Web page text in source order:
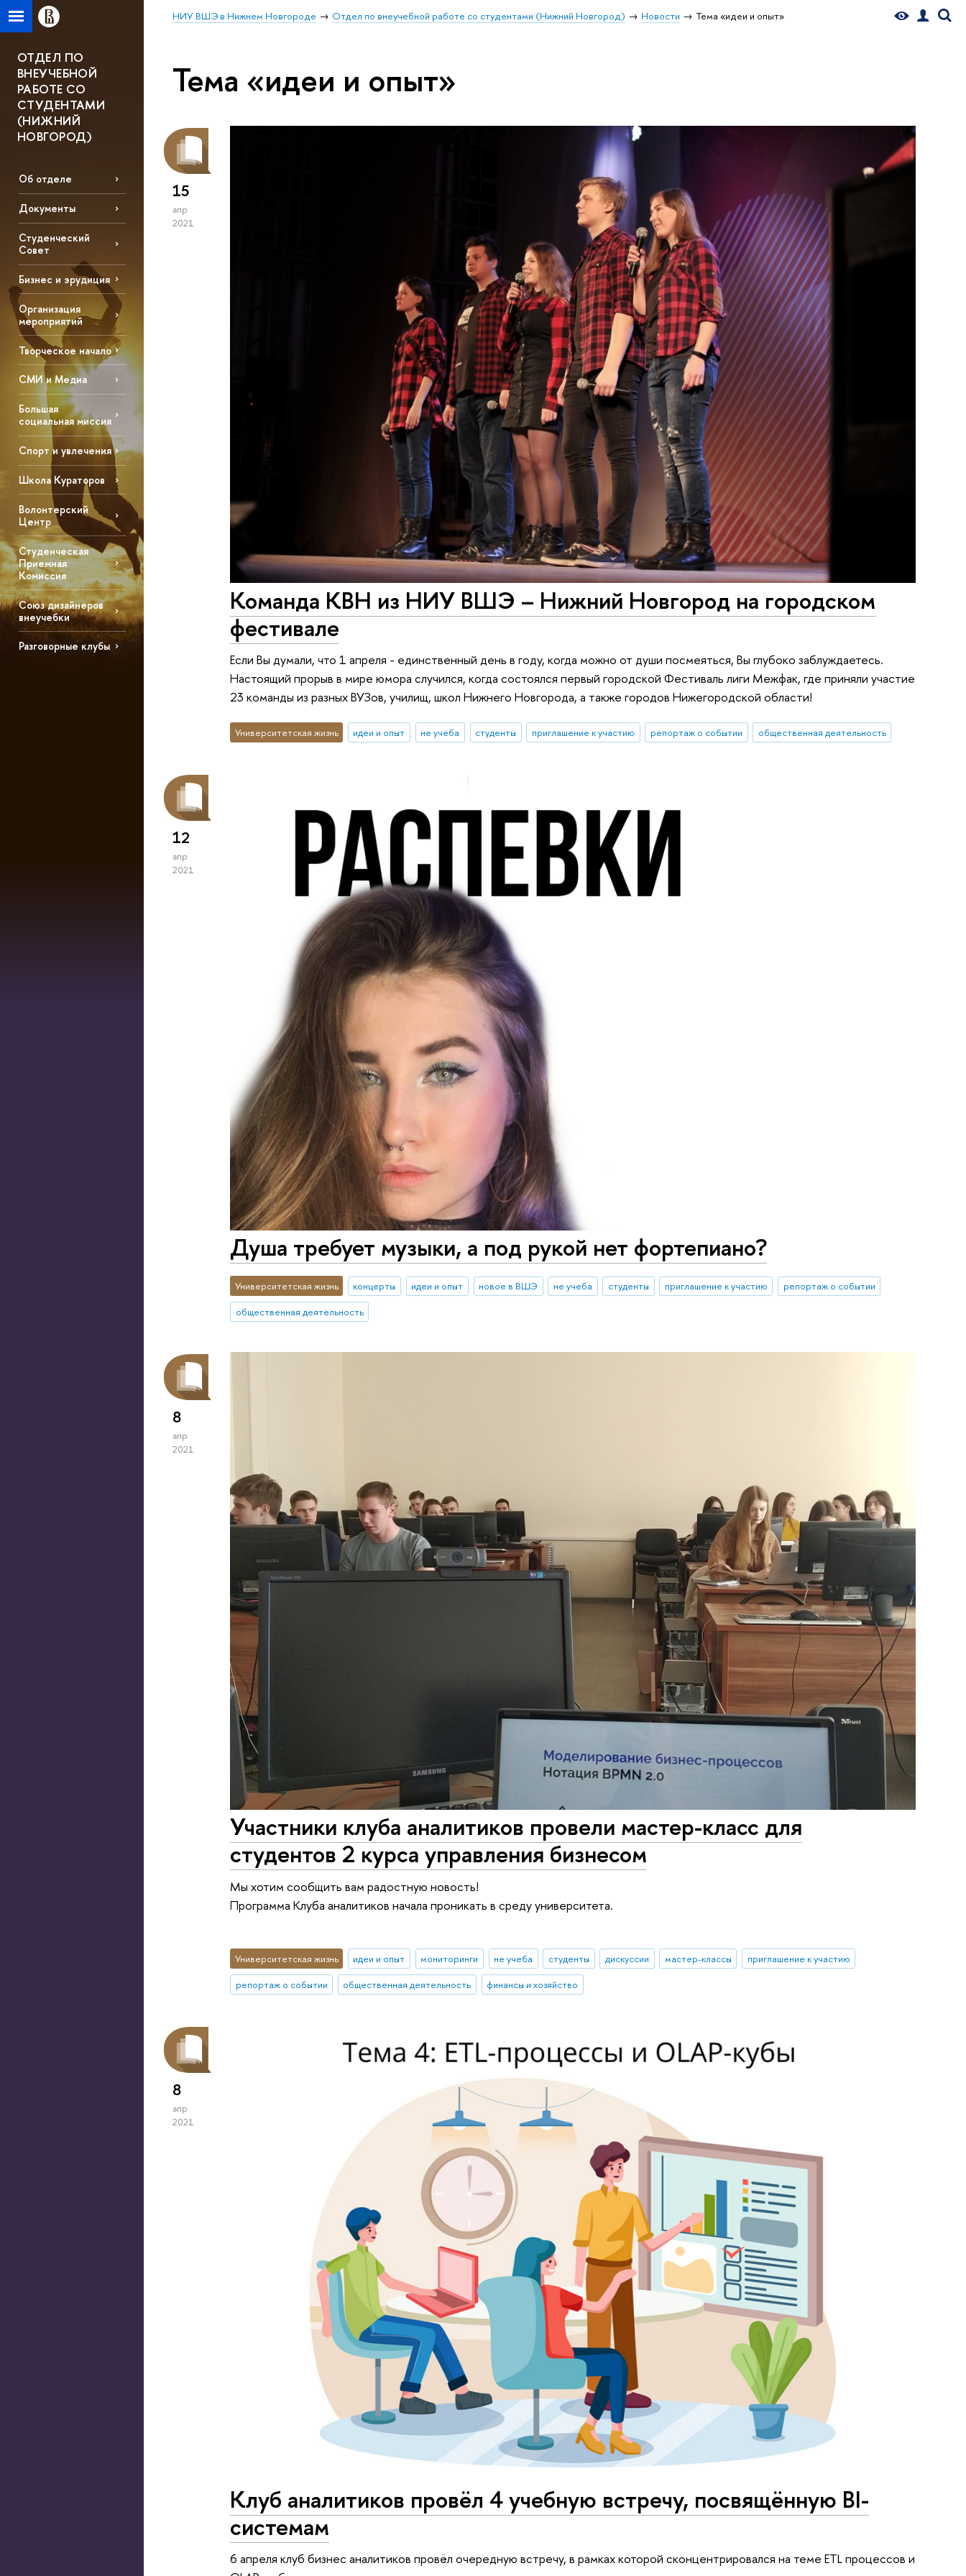
НИУ ВШЭ в Нижнем Новгороде Отдел по внеучебной работе со студентами (Нижний Новгород) Новости Тема «идеи и опыт»
ОТДЕЛ ПО
ВНЕУЧЕБНОЙ
РАБОТЕ СО
СТУДЕНТАМИ
(НИЖНИЙ
НОВГОРОД)
Об отделе
Документы
Студенческий
Совет
Бизнес и эрудиция
Организация
мероприятий
Творческое начало
СМИ и Медиа
Большая
социальная миссия
Спорт и увлечения
Школа Кураторов
Волонтерский
Центр
Студенческая
Приемная
Комиссия
Союз дизайнеров
внеучебки
Разговорные клубы
Тема «идеи и опыт»
15
апр
2021
Команда КВН из НИУ ВШЭ – Нижний Новгород на городском
фестивале
Если Вы думали, что 1 апреля - единственный день в году, когда можно от души посмеяться, Вы глубоко заблуждаетесь.
Настоящий прорыв в мире юмора случился, когда состоялся первый городской Фестиваль лиги Межфак, где приняли участие
23 команды из разных ВУЗов, училищ, школ Нижнего Новгорода, а также городов Нижегородской области!
Университетская жизнь идеи и опыт не учеба студенты приглашение к участию репортаж о событии общественная деятельность
12
апр
2021
Душа требует музыки, а под рукой нет фортепиано?
Университетская жизнь концерты идеи и опыт новое в ВШЭ не учеба студенты приглашение к участию
репортаж о событии
общественная деятельность
8
апр
2021
Участники клуба аналитиков провели мастер-класс для
студентов 2 курса управления бизнесом
Мы хотим сообщить вам радостную новость!
Программа Клуба аналитиков начала проникать в среду университета.
Университетская жизнь идеи и опыт мониторинги не учеба студенты дискуссии мастер-классы
приглашение к участию
репортаж о событии
общественная деятельность финансы и хозяйство
8
апр
2021
Клуб аналитиков провёл 4 учебную встречу, посвящённую BI-
системам
6 апреля клуб бизнес аналитиков провёл очередную встречу, в рамках которой сконцентрировался на теме ETL процессов и